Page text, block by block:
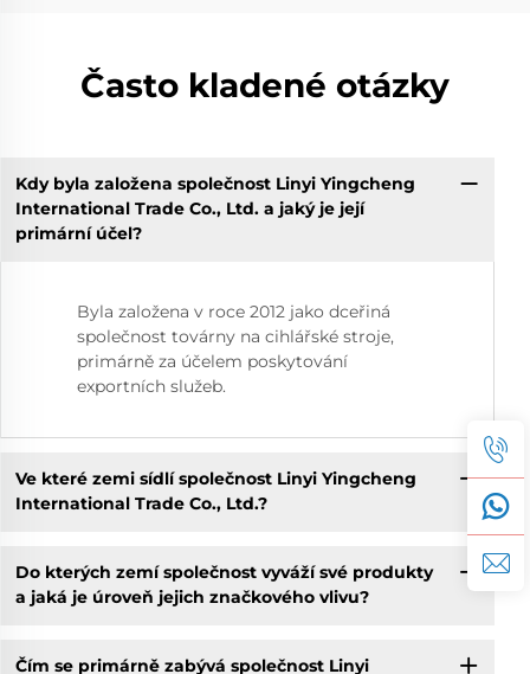
Často kladené otázky
Kdy byla založena společnost Linyi Yingcheng
International Trade Co., Ltd. a jaký je její
primární účel?
Byla založena v roce 2012 jako dceřiná
společnost továrny na cihlářské stroje,
primárně za účelem poskytování
exportních služeb.
Ve které zemi sídlí společnost Linyi Yingcheng
International Trade Co., Ltd.?
Do kterých zemí společnost vyváží své produkty
a jaká je úroveň jejich značkového vlivu?
Čím se primárně zabývá společnost Linyi